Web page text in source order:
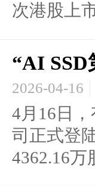
次港股上
“AI
2026-04-16
4月16日
司正式登
4362.16万